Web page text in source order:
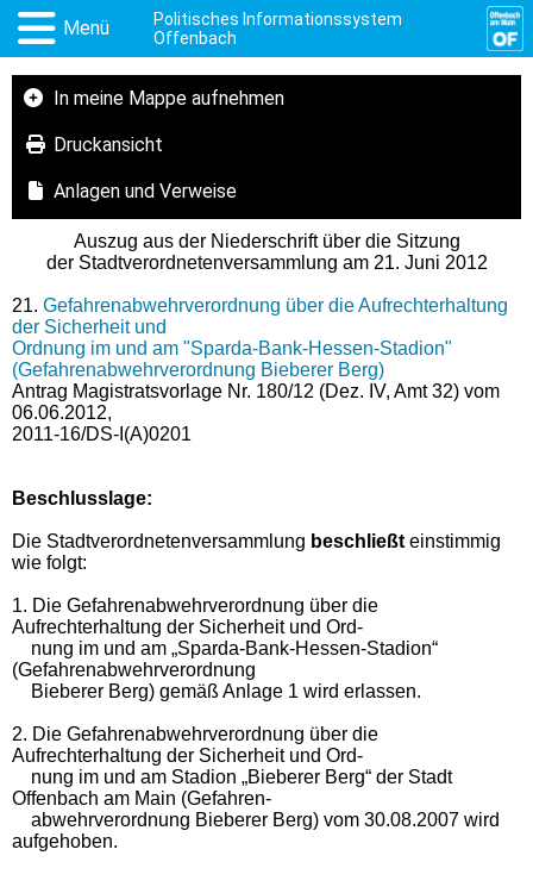
Menü
Politisches Informationssystem
Offenbach
In meine Mappe aufnehmen
Druckansicht
Anlagen und Verweise
Auszug aus der Niederschrift über die Sitzung
der Stadtverordnetenversammlung am 21. Juni 2012
21. Gefahrenabwehrverordnung über die Aufrechterhaltung
der Sicherheit und
Ordnung im und am "Sparda-Bank-Hessen-Stadion"
(Gefahrenabwehrverordnung Bieberer Berg)
Antrag Magistratsvorlage Nr. 180/12 (Dez. IV, Amt 32) vom
06.06.2012,
2011-16/DS-I(A)0201
Beschlusslage:
Die Stadtverordnetenversammlung beschließt einstimmig
wie folgt:
1. Die Gefahrenabwehrverordnung über die
Aufrechterhaltung der Sicherheit und Ord-
nung im und am „Sparda-Bank-Hessen-Stadion“
(Gefahrenabwehrverordnung
Bieberer Berg) gemäß Anlage 1 wird erlassen.
2. Die Gefahrenabwehrverordnung über die
Aufrechterhaltung der Sicherheit und Ord-
nung im und am Stadion „Bieberer Berg“ der Stadt
Offenbach am Main (Gefahren-
abwehrverordnung Bieberer Berg) vom 30.08.2007 wird
aufgehoben.